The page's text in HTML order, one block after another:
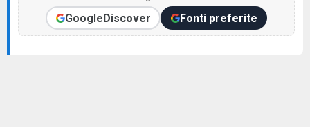
GoogleDiscover Fonti preferite